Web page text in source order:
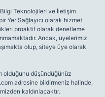
Teknolojileri ve İletişim
Yer Sağlayıcı olarak hizmet
proaktif olarak denetleme
Ancak, üyelerimiz
olup, siteye üye olarak
olduğunu düşündüğünüz
adresine bildirmeniz halinde,
kaldırılacaktır.